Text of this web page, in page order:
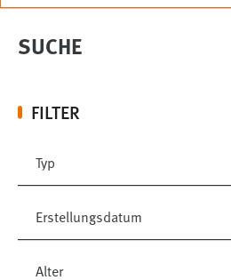
SUCHE
FILTER
Typ
Erstellungsdatum
Alter